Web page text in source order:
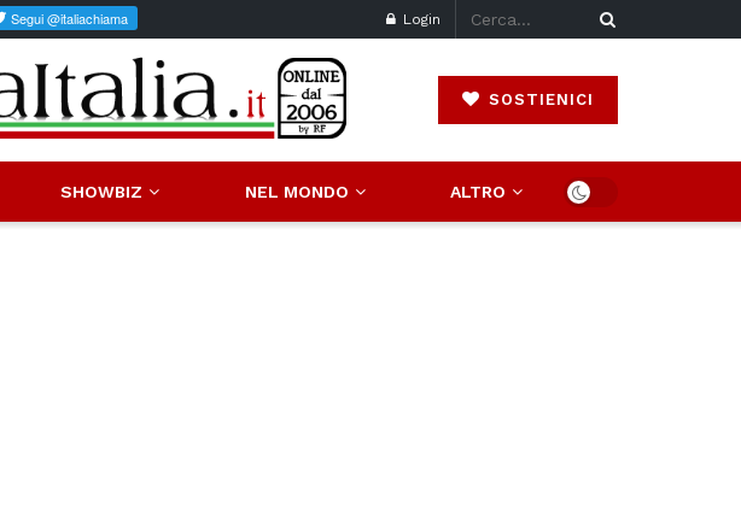
Login
SOSTIENICI
SHOWBIZ NEL MONDO ALTRO